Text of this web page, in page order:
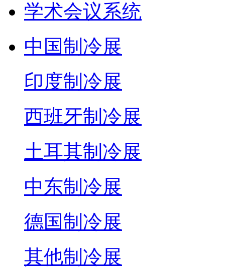
学术会议系统
中国制冷展
印度制冷展
西班牙制冷展
土耳其制冷展
中东制冷展
德国制冷展
其他制冷展